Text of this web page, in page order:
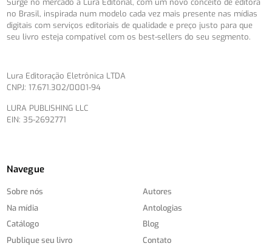
Surge no mercado a Lura Editorial, com um novo conceito de editora
no Brasil, inspirada num modelo cada vez mais presente nas mídias
digitais com serviços editoriais de qualidade e preço justo para que
seu livro esteja compatível com os best-sellers do seu segmento.
Lura Editoração Eletrônica LTDA
CNPJ: 17.671.302/0001-94
LURA PUBLISHING LLC
EIN: 35-2692771
Navegue
Sobre nós
Na mídia
Catálogo
Publique seu livro
Autores
Antologias
Blog
Contato